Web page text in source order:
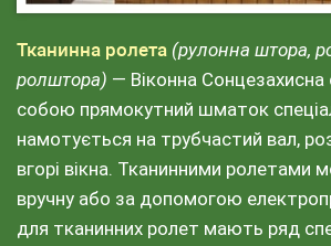
Тканинна ролета (рулонна штора,
ролштора) — Віконна
собою прямокутний шматок
намотується на трубчастий вал,
вгорі вікна. Тканинними ролетами
вручну або за допомогою
для тканинних ролет мають ряд